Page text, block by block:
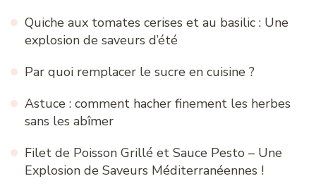
Quiche aux tomates cerises et au basilic : Une
explosion de saveurs d’été
Par quoi remplacer le sucre en cuisine ?
Astuce : comment hacher finement les herbes
sans les abîmer
Filet de Poisson Grillé et Sauce Pesto – Une
Explosion de Saveurs Méditerranéennes !